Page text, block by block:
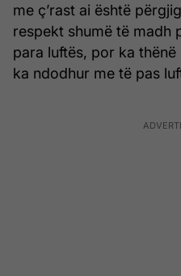
me ç’rast ai është
respekt shumë të madh
para luftës, por ka
ka ndodhur me të pas